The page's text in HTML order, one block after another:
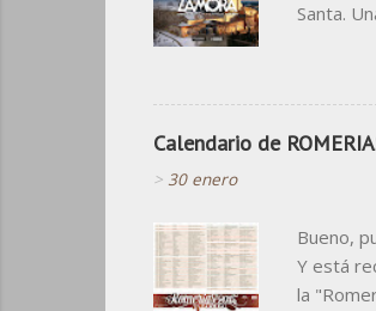
Santa.
"¡Oh,
noventa
Calendario de
> 30 enero
Bueno,
Y está
la